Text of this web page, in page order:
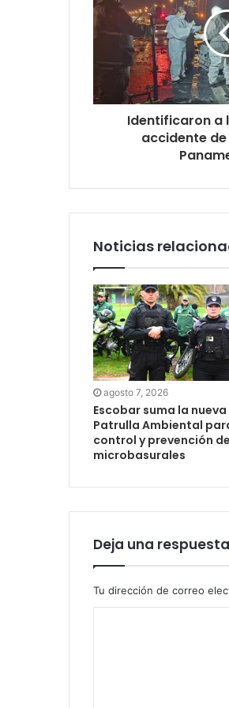
Identificaron a
accidente
Noticias
agosto 7, 2026
Escobar suma la nueva
Patrulla Ambiental
control y prevención de
microbasurales
Deja una respuesta
Tu dirección de correo